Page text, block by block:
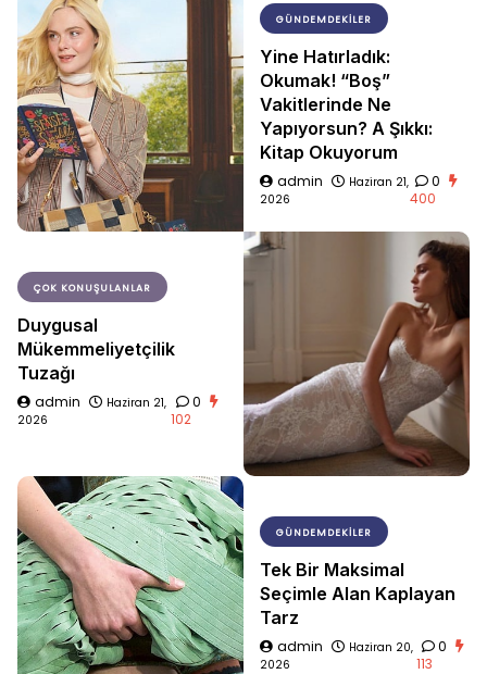
GÜNDEMDEKILER
Yine Hatırladık:
Okumak! “Boş”
Vakitlerinde Ne
Yapıyorsun? A Şıkkı:
Kitap Okuyorum
admin
Haziran 21,
2026
0
400
ÇOK KONUŞULANLAR
Duygusal
Mükemmeliyetçilik
Tuzağı
admin
Haziran 21,
2026
0
102
GÜNDEMDEKILER
Tek Bir Maksimal
Seçimle Alan Kaplayan
Tarz
admin
Haziran 20,
2026
0
113